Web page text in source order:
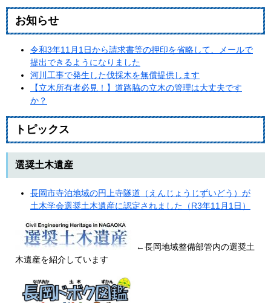
お知らせ
令和3年11月1日から請求書等の押印を省略して、メールで
提出できるようになりました
河川工事で発生した伐採木を無償提供します
【立木所有者必見！】道路脇の立木の管理は大丈夫です
か？
トピックス
選奨土木遺産
長岡市寺泊地域の円上寺隧道（えんじょうじずいどう）が
土木学会選奨土木遺産に認定されました（R3年11月1日）
←長岡地域整備部管内の選奨土
木遺産を紹介しています